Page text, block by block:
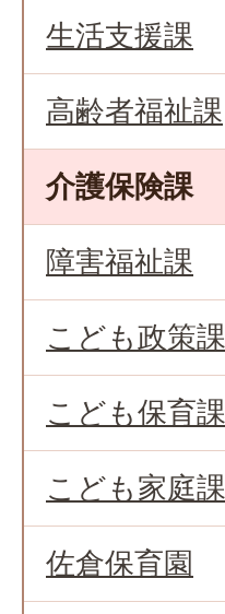
生活支援課
高齢者福祉課
介護保険課
障害福祉課
こども政策課
こども保育課
こども家庭課
佐倉保育園